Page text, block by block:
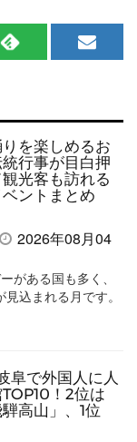
RSS
事
を
購
す
る
メ
ガ
登
録
る
を楽しめるお
行事が目白押
光客も訪れる
ントまとめ
2026年08月04
がある国も多く、
込まれる月です。
阜で外国人に人
！2位は
高山」、1位